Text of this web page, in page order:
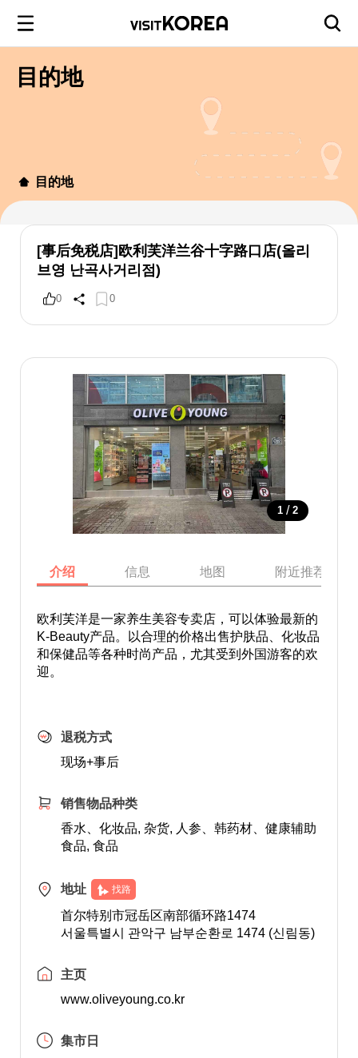
目的地
目的地
[事后免税店]欧利芙洋兰谷十字路口店(올리
브영 난곡사거리점)
0 0
1 / 2
介绍 信息 地图 附近推荐景点
欧利芙洋是一家养生美容专卖店，可以体验最新的
K-Beauty产品。以合理的价格出售护肤品、化妆品
和保健品等各种时尚产品，尤其受到外国游客的欢
迎。
退税方式
现场+事后
销售物品种类
香水、化妆品, 杂货, 人参、韩药材、健康辅助
食品, 食品
地址 找路
首尔特别市冠岳区南部循环路1474
서울특별시 관악구 남부순환로 1474 (신림동)
主页
www.oliveyoung.co.kr
集市日